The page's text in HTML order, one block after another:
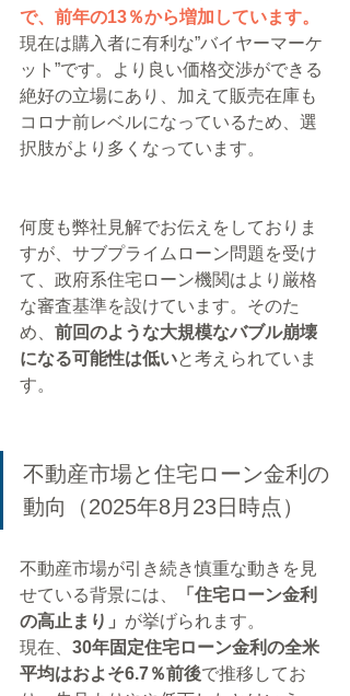
で、前年の13％から増加しています。
現在は購入者に有利な”バイヤーマーケ
ット”です。より良い価格交渉ができる
絶好の立場にあり、加えて販売在庫も
コロナ前レベルになっているため、選
択肢がより多くなっています。
何度も弊社見解でお伝えをしておりま
すが、サブプライムローン問題を受け
て、政府系住宅ローン機関はより厳格
な審査基準を設けています。そのた
め、 前回のような大規模なバブル崩壊
になる可能性は低いと考えられていま
す。
不動産市場と住宅ローン金利の
動向（2025年8月23日時点）
不動産市場が引き続き慎重な動きを見
せている背景には、
「住宅ローン金利
の高止まり」 が挙げられます。
現在、 30年固定住宅ローン金利の全米
平均はおよそ6.7％前後で推移してお